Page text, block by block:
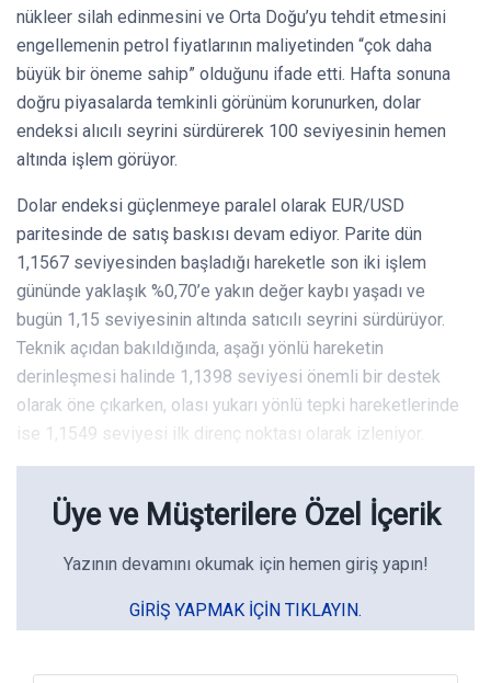
nükleer silah edinmesini ve Orta Doğu’yu tehdit etmesini
engellemenin petrol fiyatlarının maliyetinden “çok daha
büyük bir öneme sahip” olduğunu ifade etti. Hafta sonuna
doğru piyasalarda temkinli görünüm korunurken, dolar
endeksi alıcılı seyrini sürdürerek 100 seviyesinin hemen
altında işlem görüyor.
Dolar endeksi güçlenmeye paralel olarak EUR/USD
paritesinde de satış baskısı devam ediyor. Parite dün
1,1567 seviyesinden başladığı hareketle son iki işlem
gününde yaklaşık %0,70’e yakın değer kaybı yaşadı ve
bugün 1,15 seviyesinin altında satıcılı seyrini sürdürüyor.
Teknik açıdan bakıldığında, aşağı yönlü hareketin
derinleşmesi halinde 1,1398 seviyesi önemli bir destek
olarak öne çıkarken, olası yukarı yönlü tepki hareketlerinde
ise 1,1549 seviyesi ilk direnç noktası olarak izleniyor.
Üye ve Müşterilere Özel İçerik
Yazının devamını okumak için hemen giriş yapın!
GIRIŞ YAPMAK IÇIN TIKLAYIN.